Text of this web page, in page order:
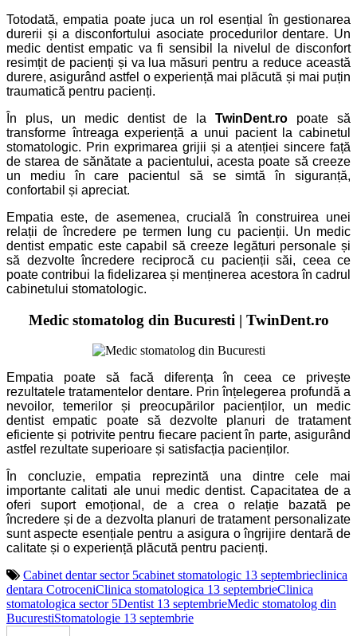
Totodată, empatia poate juca un rol esențial în gestionarea
durerii și a disconfortului asociate procedurilor dentare. Un
medic dentist empatic va fi sensibil la nivelul de disconfort
resimțit de pacienți și va lua măsuri pentru a reduce această
durere, asigurând astfel o experiență mai plăcută și mai puțin
traumatică pentru pacienți.
În plus, un medic dentist de laTwinDent.ro poate să
transforme întreaga experiență a unui pacient la cabinetul
stomatologic. Prin exprimarea grijii și a atenției sincere față
de starea de sănătate a pacientului, acesta poate să creeze
un mediu în care pacientul să se simtă în siguranță,
confortabil și apreciat.
Empatia este, de asemenea, crucială în construirea unei
relații de încredere pe termen lung cu pacienții. Un medic
dentist empatic este capabil să creeze legături personale și
să dezvolte încredere reciprocă cu pacienții săi, ceea ce
poate contribui la fidelizarea și menținerea acestora în cadrul
cabinetului stomatologic.
Medic stomatolog din Bucuresti | TwinDent.ro
Empatia poate să facă diferența în ceea ce privește
rezultatele tratamentelor dentare. Prin înțelegerea profundă a
nevoilor, temerilor și preocupărilor pacienților, un medic
dentist empatic poate să dezvolte planuri de tratament
eficiente și potrivite pentru fiecare pacient în parte, asigurând
astfel rezultate superioare și satisfacția pacienților.
În concluzie, empatia reprezintă una dintre cele mai
importante calitati ale unui medic dentist. Capacitatea de a
oferi suport emoțional, de a crea o relație bazată pe
încredere și de a dezvolta planuri de tratament personalizate
sunt aspecte esențiale pentru a asigura o îngrijire dentară de
calitate și o experiență plăcută pentru pacienți.
Cabinet dentar sector 5cabinet stomatologic 13 septembrieclinica
dentara CotroceniClinica stomatologica 13 septembrieClinica
stomatologica sector 5Dentist 13 septembrieMedic stomatolog din
BucurestiStomatologie 13 septembrie